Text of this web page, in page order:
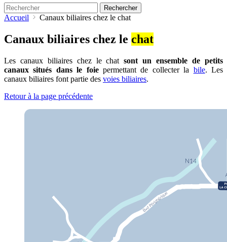
Rechercher
Accueil Canaux biliaires chez le chat
Canaux biliaires chez le chat
Les canaux biliaires chez le chatsont un ensemble de petits
canaux situés dans le foie permettant de collecter la bile. Les
canaux biliaires font partie des voies biliaires.
Retour à la page précédente